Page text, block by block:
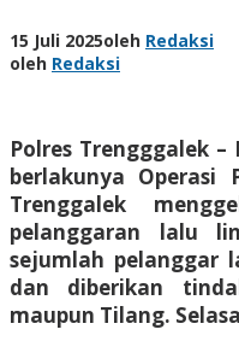
15 Juli 2025oleh Redaksi
oleh Redaksi
Polres Trengggalek
berlakunya Operasi
Trenggalek
pelanggaran lalu
sejumlah pelanggar
dan diberikan
maupun Tilang.